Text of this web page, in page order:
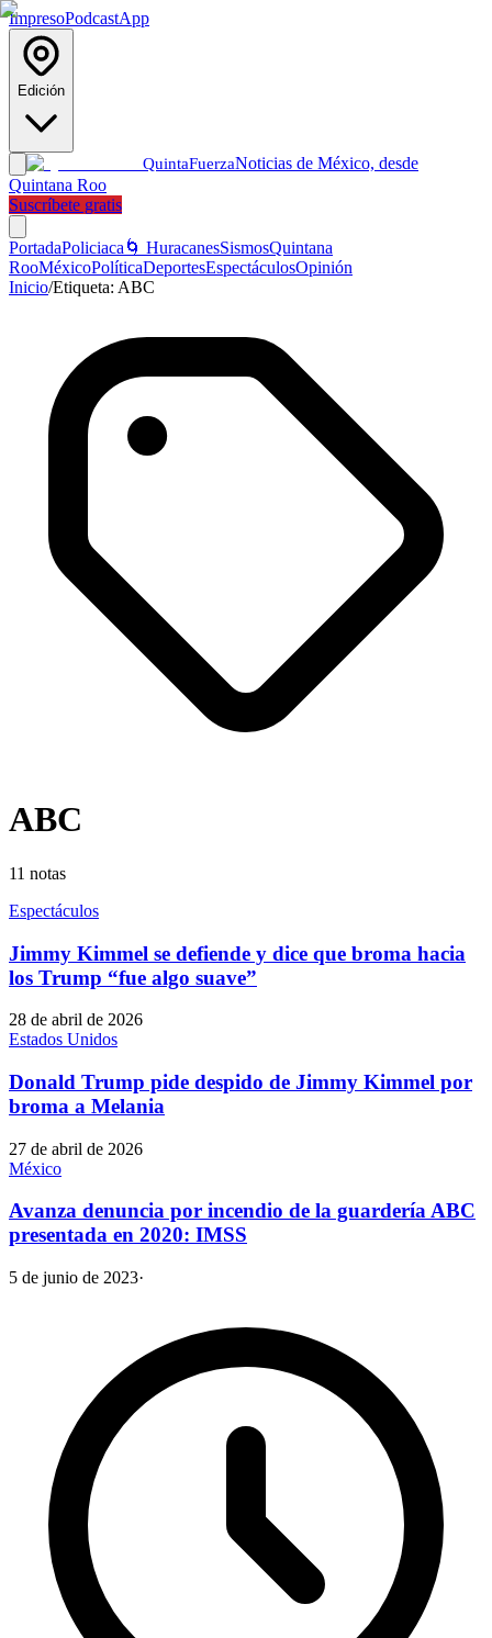
ImpresoPodcastApp
Edición
QuintaFuerzaNoticias de México, desde
Quintana Roo
Suscríbete gratis
PortadaPoliciaca 🌀 HuracanesSismosQuintana
RooMéxicoPolíticaDeportesEspectáculosOpinión
Inicio/Etiqueta: ABC
ABC
11 notas
Espectáculos
Jimmy Kimmel se defiende y dice que broma hacia
los Trump “fue algo suave”
28 de abril de 2026
Estados Unidos
Donald Trump pide despido de Jimmy Kimmel por
broma a Melania
27 de abril de 2026
México
Avanza denuncia por incendio de la guardería ABC
presentada en 2020: IMSS
5 de junio de 2023·